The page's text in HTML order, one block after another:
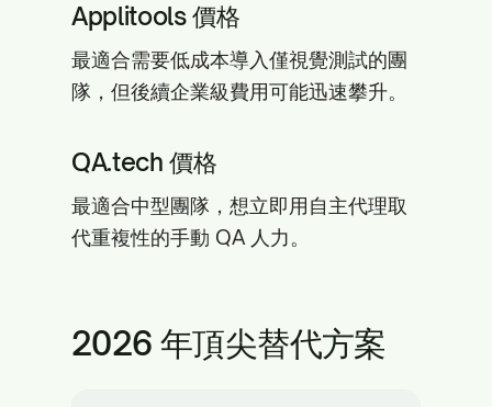
Applitools 價格
最適合需要低成本導入僅視覺測試的團
隊，但後續企業級費用可能迅速攀升。
QA.tech 價格
最適合中型團隊，想立即用自主代理取
代重複性的手動 QA 人力。
2026 年頂尖替代方案